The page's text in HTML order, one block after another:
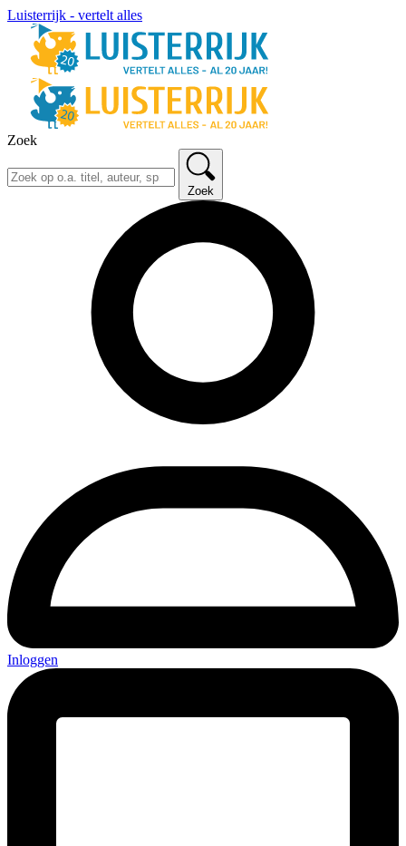
Luisterrijk - vertelt alles
Zoek
Zoek
Inloggen